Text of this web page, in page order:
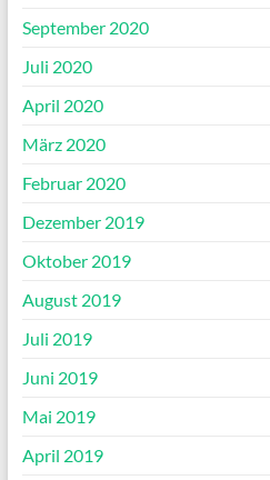
September 2020
Juli 2020
April 2020
März 2020
Februar 2020
Dezember 2019
Oktober 2019
August 2019
Juli 2019
Juni 2019
Mai 2019
April 2019